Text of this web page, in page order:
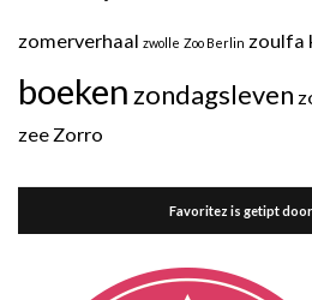
zomerverhaal zwolle Zoo Berlin zoulfa
boekenzondagsleven
zee Zorro
Favoritez is getipt